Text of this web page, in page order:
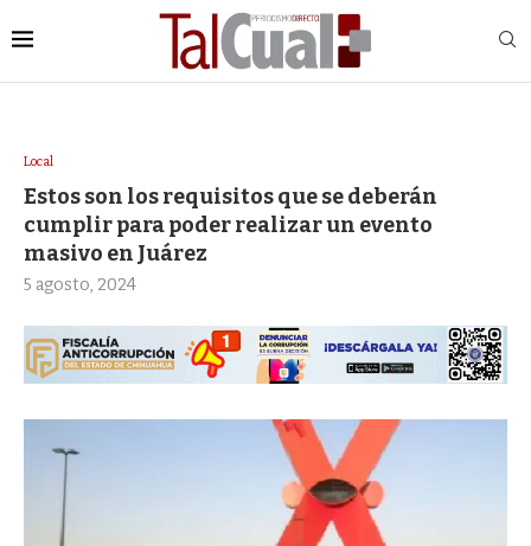
Local
Estos son los requisitos que se deberán
cumplir para poder realizar un evento
masivo en Juárez
5 agosto, 2024